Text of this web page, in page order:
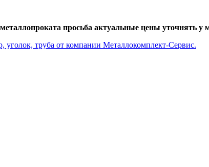
просьба актуальные цены уточнять у